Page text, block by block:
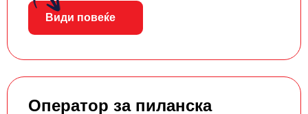
Види повеќе
Оператор за пиланска